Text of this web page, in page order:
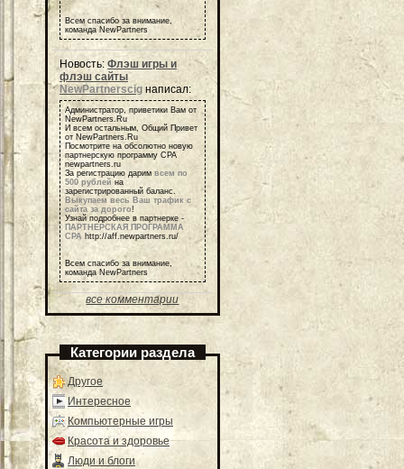
Всем спасибо за внимание,
команда NewPartners
Новость: Флэш игры и
флэш сайты
NewPartnerscig написал:
Администратор, приветики Вам от
NewPartners.Ru
И всем остальным, Общий Привет
от NewPartners.Ru
Посмотрите на обсолютно новую
партнерскую программу СРА
newpartners.ru
За регистрацию дарим всем по
500 рублей на
зарегистрированный баланс.
Выкупаем весь Ваш трафик с
сайта за дорого!
Узнай подробнее в партнерке -
ПАРТНЕРСКАЯ ПРОГРАММА
СРА http://aff.newpartners.ru/
Всем спасибо за внимание,
команда NewPartners
все комментарии
Категории раздела
Другое
Интересное
Компьютерные игры
Красота и здоровье
Люди и блоги